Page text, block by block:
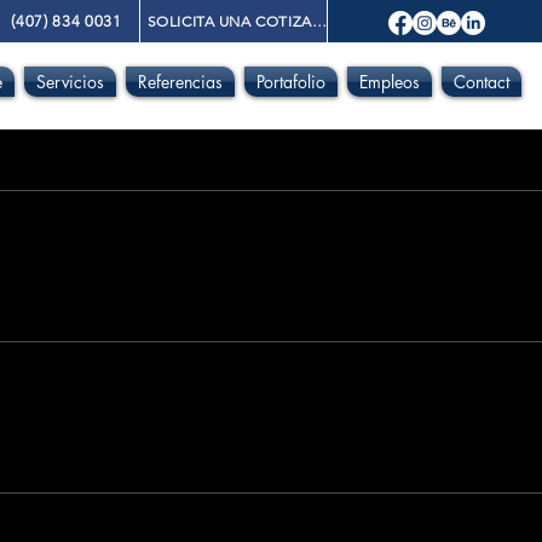
Servicios Referencias Portafolio Empleos Contact
(407) 834 0031 SOLICITA UNA COTIZACIÓN